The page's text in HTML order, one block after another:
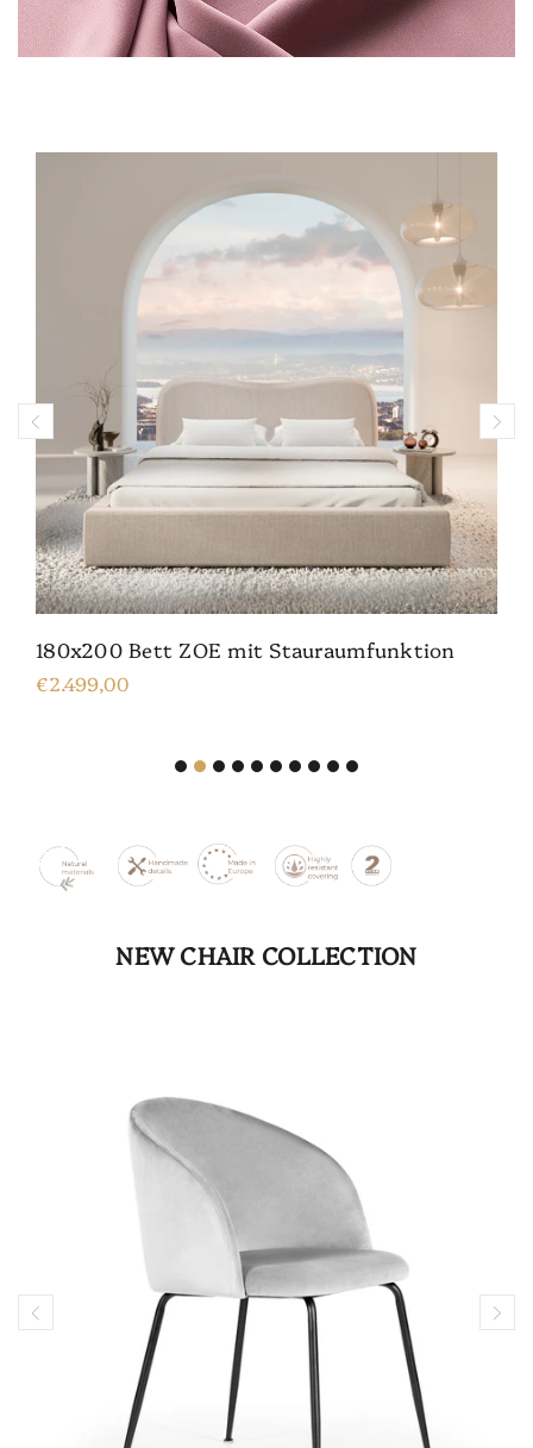
180x200 Bett ZOE mit Stauraumfunktion
€2.499,00
NEW CHAIR COLLECTION